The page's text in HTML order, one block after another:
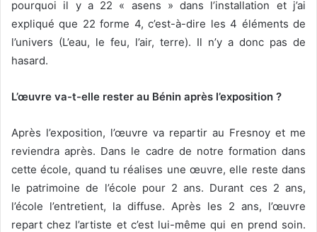
pourquoi il y a 22 « asens » dans l’installation et j’ai
expliqué que 22 forme 4, c’est-à-dire les 4 éléments de
l’univers (L’eau, le feu, l’air, terre). Il n’y a donc pas de
hasard.
L’œuvre va-t-elle rester au Bénin après l’exposition ?
Après l’exposition, l’œuvre va repartir au Fresnoy et me
reviendra après. Dans le cadre de notre formation dans
cette école, quand tu réalises une œuvre, elle reste dans
le patrimoine de l’école pour 2 ans. Durant ces 2 ans,
l’école l’entretient, la diffuse. Après les 2 ans, l’œuvre
repart chez l’artiste et c’est lui-même qui en prend soin.